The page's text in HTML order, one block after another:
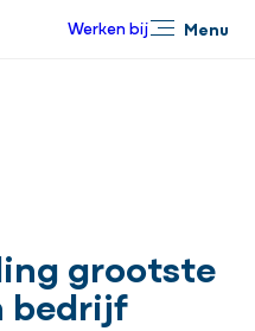
Werken bij Menu
grootste
bedrijf
Sluiten